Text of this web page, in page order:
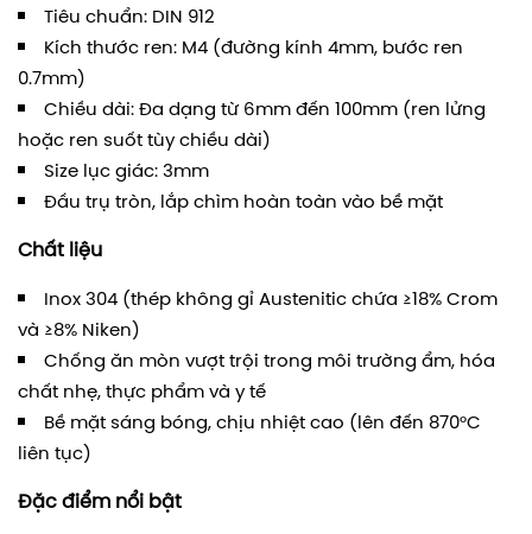
Tiêu chuẩn: DIN 912
Kích thước ren: M4 (đường kính 4mm, bước ren
0.7mm)
Chiều dài: Đa dạng từ 6mm đến 100mm (ren lửng
hoặc ren suốt tùy chiều dài)
Size lục giác: 3mm
Đầu trụ tròn, lắp chìm hoàn toàn vào bề mặt
Chất liệu
Inox 304 (thép không gỉ Austenitic chứa ≥18% Crom
và ≥8% Niken)
Chống ăn mòn vượt trội trong môi trường ẩm, hóa
chất nhẹ, thực phẩm và y tế
Bề mặt sáng bóng, chịu nhiệt cao (lên đến 870°C
liên tục)
Đặc điểm nổi bật